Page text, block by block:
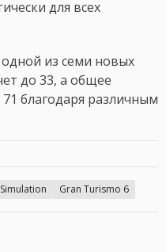
для всех
одной из семи новых
до 33, а общее
благодаря различным
Simulation Gran Turismo 6